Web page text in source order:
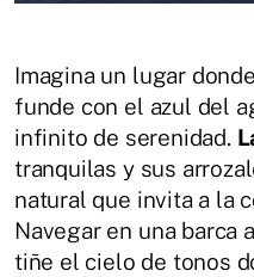
Imagina un lugar
funde con el azul del
infinito de serenidad.
tranquilas y sus
natural que invita a la
Navegar en una barca
tiñe el cielo de tonos